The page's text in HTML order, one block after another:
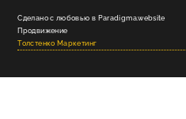
Сделано с любовью в Paradigma.website
Продвижение
Толстенко Маркетинг